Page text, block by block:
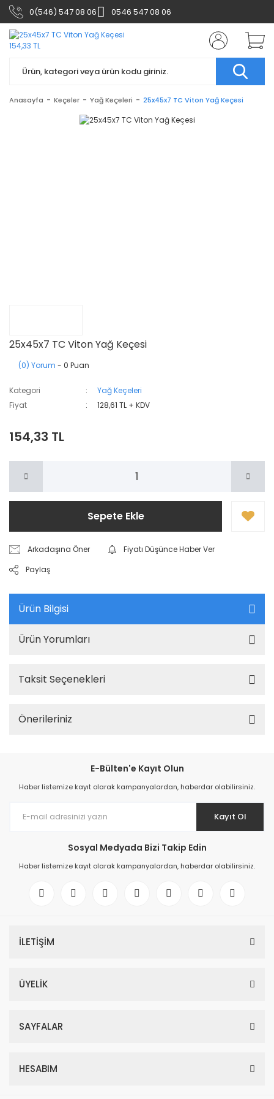
0(546) 547 08 06 0546 547 08 06
Anasayfa Keçeler Yağ Keçeleri 25x45x7 TC Viton Yağ Keçesi
25x45x7 TC Viton Yağ Keçesi
(0) Yorum - 0 Puan
Kategori
Yağ Keçeleri
Fiyat
128,61 TL + KDV
154,33 TL
Sepete Ekle
Arkadaşına Öner
Fiyatı Düşünce Haber Ver
Paylaş
Ürün Bilgisi
Ürün Yorumları
Taksit Seçenekleri
Önerileriniz
E-Bülten'e Kayıt Olun
Haber listemize kayıt olarak kampanyalardan, haberdar olabilirsiniz.
Kayıt Ol
Sosyal Medyada Bizi Takip Edin
Haber listemize kayıt olarak kampanyalardan, haberdar olabilirsiniz.
İLETİŞİM
ÜYELİK
SAYFALAR
HESABIM